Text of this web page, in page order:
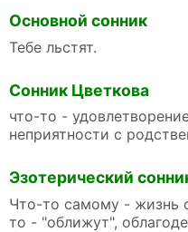
Основной сонник
Тебе льстят.
Сонник Цветкова
что-то -
неприятности с
Эзотерический
Что-то самому - жизнь
то - "оближут",